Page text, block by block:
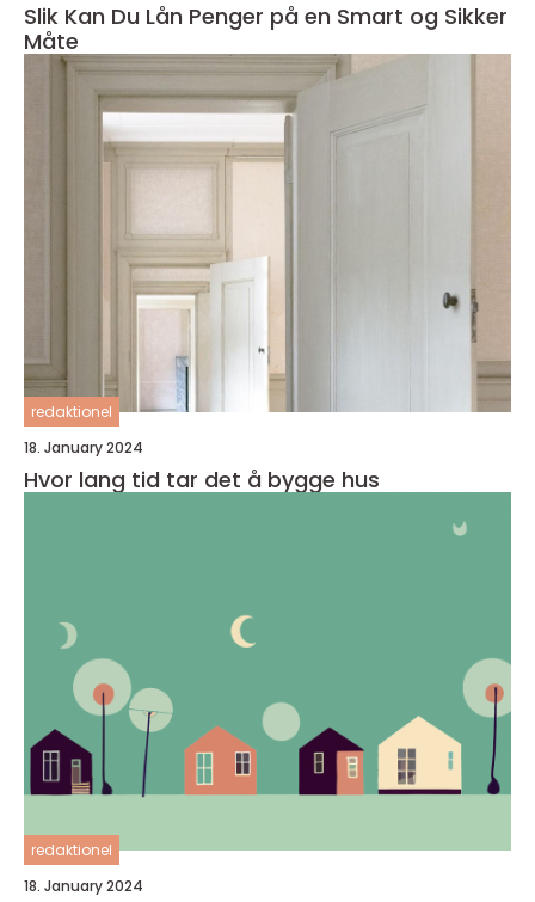
Slik Kan Du Lån Penger på en Smart og Sikker
Måte
redaktionel
18. January 2024
Hvor lang tid tar det å bygge hus
redaktionel
18. January 2024